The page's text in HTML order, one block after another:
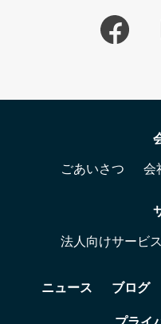
ごあいさつ 会
法人向けサービス
ニュース ブログ